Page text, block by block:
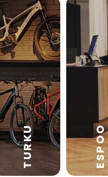
TURKU ESPOO